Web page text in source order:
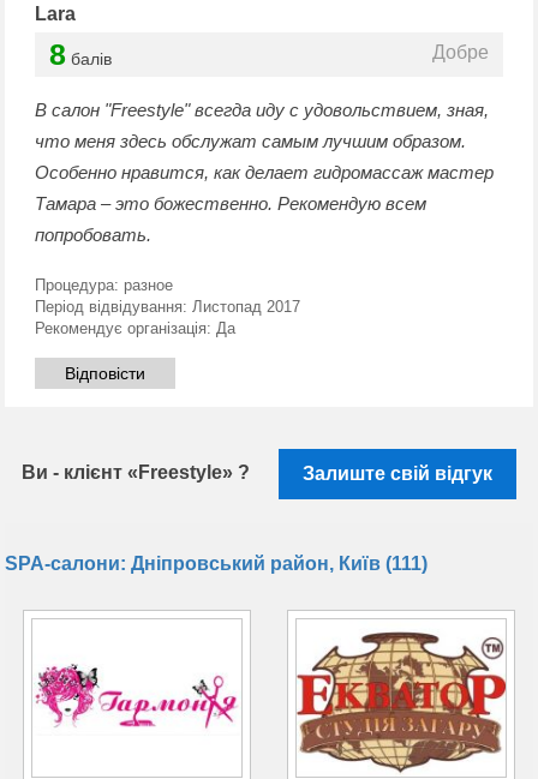
Lara
8 балів Добре
В салон "Freestyle" всегда иду с удовольствием, зная,
что меня здесь обслужат самым лучшим образом.
Особенно нравится, как делает гидромассаж мастер
Тамара – это божественно. Рекомендую всем
попробовать.
Процедура: разное
Період відвідування: Листопад 2017
Рекомендує організація: Да
Відповісти
Ви - клієнт «Freestyle» ? Залиште свій відгук
SPA-салони: Дніпровський район, Київ (111)